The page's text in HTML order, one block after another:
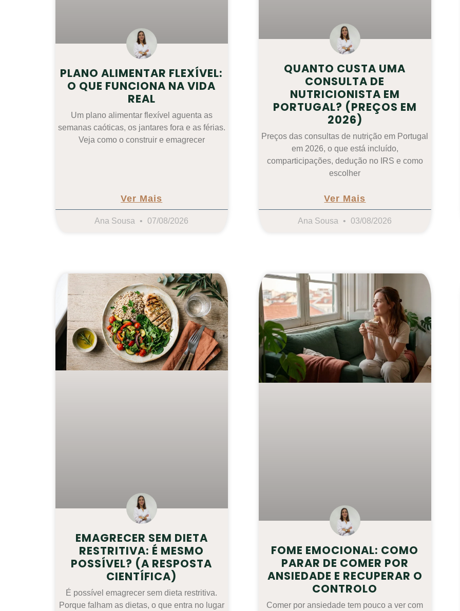
PLANO ALIMENTAR FLEXÍVEL:
O QUE FUNCIONA NA VIDA
REAL
Um plano alimentar flexível aguenta as
semanas caóticas, os jantares fora e as férias.
Veja como o construir e emagrecer
Ver Mais
Ana Sousa 07/08/2026
QUANTO CUSTA UMA
CONSULTA DE
NUTRICIONISTA EM
PORTUGAL? (PREÇOS EM
2026)
Preços das consultas de nutrição em Portugal
em 2026, o que está incluído,
comparticipações, dedução no IRS e como
escolher
Ver Mais
Ana Sousa 03/08/2026
EMAGRECER SEM DIETA
RESTRITIVA: É MESMO
POSSÍVEL? (A RESPOSTA
CIENTÍFICA)
É possível emagrecer sem dieta restritiva.
Porque falham as dietas, o que entra no lugar
FOME EMOCIONAL: COMO
PARAR DE COMER POR
ANSIEDADE E RECUPERAR O
CONTROLO
Comer por ansiedade tem pouco a ver com